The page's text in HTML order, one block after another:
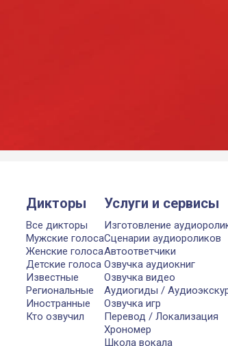
Дикторы
Все дикторы
Мужские голоса
Женские голоса
Детские голоса
Известные
Региональные
Иностранные
Кто озвучил
Услуги и сервисы
Изготовление
Сценарии аудиороликов
Автоответчики
Озвучка аудиокниг
Озвучка видео
Аудиогиды /
Озвучка игр
Перевод / Локализация
Хрономер
Школа вокала